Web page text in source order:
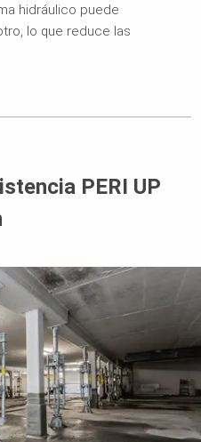
hidráulico puede
lo que reduce las
PERI UP